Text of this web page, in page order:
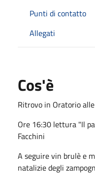
Punti di contatto
Allegati
Cos'è
Ritrovo in Oratorio
Ore 16:30 lettura "Il
Facchini
A seguire vin brulè e
natalizie degli